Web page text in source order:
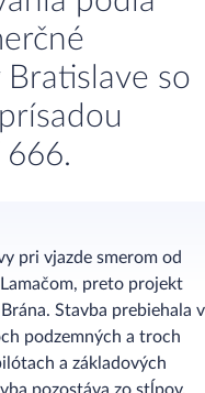
so
666.
pri vjazde smerom od
preto projekt
Stavba prebiehala v
podzemných a troch
a základových